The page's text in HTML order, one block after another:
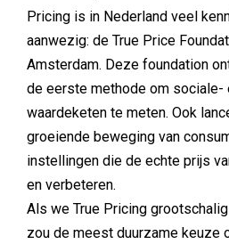
Pricing is in Nederland veel
aanwezig: de True Price
Amsterdam. Deze foundation
de eerste methode om sociale-
waardeketen te meten. Ook
groeiende beweging van
instellingen die de echte prijs
en verbeteren.
Als we True Pricing
zou de meest duurzame keuze